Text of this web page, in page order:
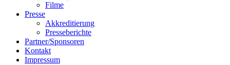
Filme
Presse
Akkreditierung
Presseberichte
Partner/Sponsoren
Kontakt
Impressum